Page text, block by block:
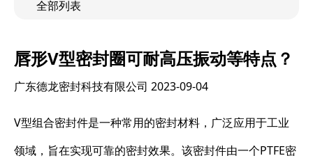
全部列表
唇形V型密封圈可耐高压振动等特点？
广东德龙密封科技有限公司 2023-09-04
V型组合密封件是一种常用的密封材料，广泛应用于工业
领域，旨在实现可靠的密封效果。该密封件由一个PTFE密